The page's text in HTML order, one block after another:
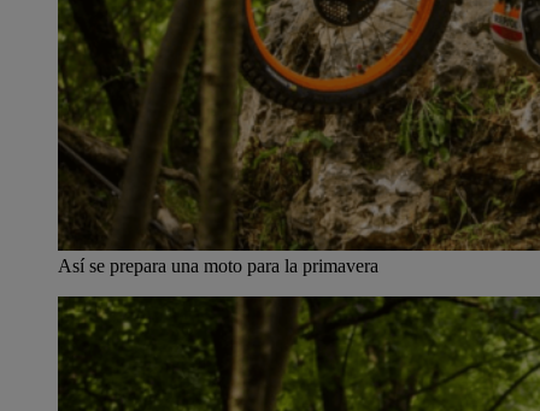
Así se prepara una moto para la primavera